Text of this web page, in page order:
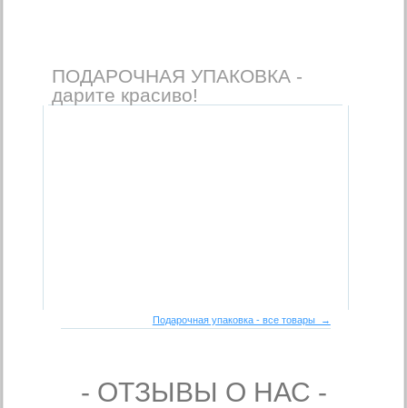
ПОДАРОЧНАЯ УПАКОВКА -
дарите красиво!
Подарочная упаковка - все товары →
- ОТЗЫВЫ О НАС -